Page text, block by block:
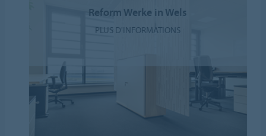
Reform Werke in Wels
PLUS D'INFORMATIONS